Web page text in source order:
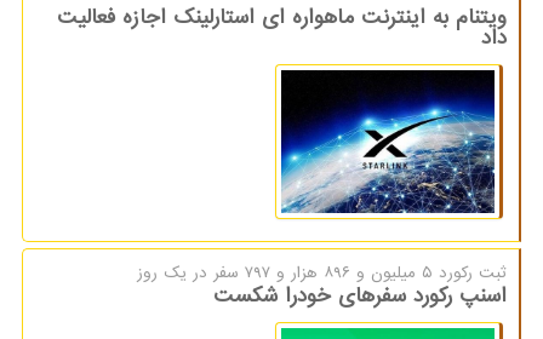
ویتنام به اینترنت ماهواره ای استارلینک اجازه فعالیت
داد
ثبت ركورد ۵ میلیون و ۸۹۶ هزار و ۷۹۷ سفر در یك روز
اسنپ رکورد سفرهای خودرا شکست